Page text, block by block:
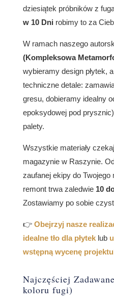
dziesiątek próbników z
w 10 Dni robimy to za
W ramach naszego
(Kompleksowa
wybieramy design płytek,
techniczne detale:
gresu, dobieramy idealny
epoksydowej pod
palety.
Wszystkie materiały
magazynie w Raszynie.
zaufanej ekipy do
remont trwa zaledwie 10
Zostawiamy po sobie
👉 Obejrzyj nasze
idealne tło dla płyteklub
wstępną wycenę
Najczęściej
koloru fugi)